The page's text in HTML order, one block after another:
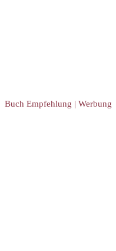
Buch Empfehlung | Werbung